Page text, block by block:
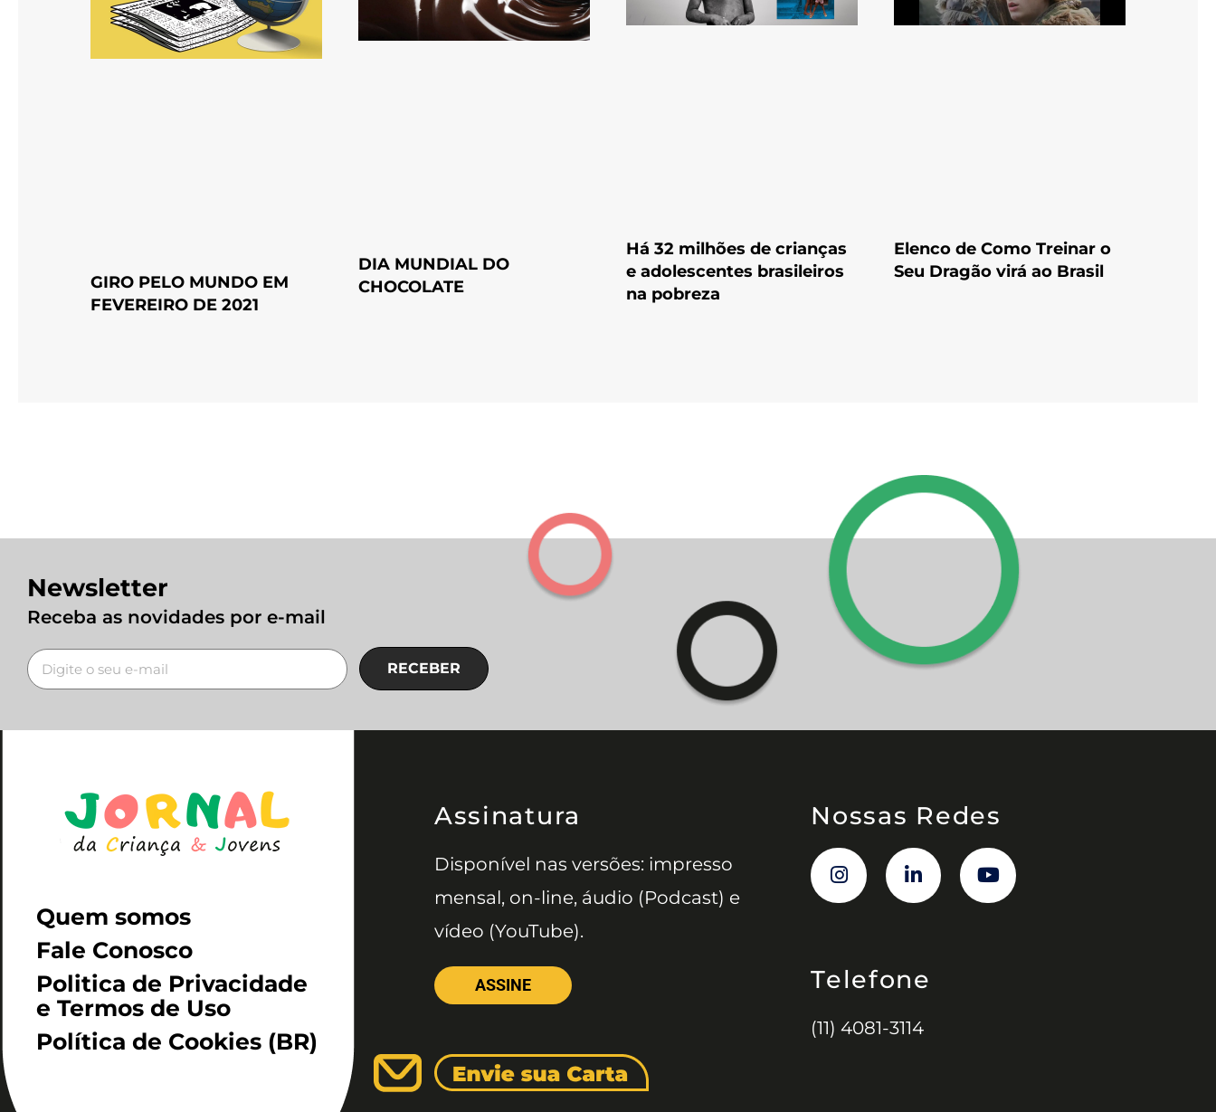
GIRO PELO MUNDO EM
FEVEREIRO DE 2021
DIA MUNDIAL DO
CHOCOLATE
Há 32 milhões de crianças
e adolescentes brasileiros
na pobreza
Elenco de Como Treinar o
Seu Dragão virá ao Brasil
Newsletter
Receba as novidades por e-mail
RECEBER
Quem somos
Fale Conosco
Politica de Privacidade
e Termos de Uso
Política de Cookies (BR)
Assinatura
Disponível nas versões: impresso
mensal, on-line, áudio (Podcast) e
vídeo (YouTube).
ASSINE
Nossas Redes
Telefone
(11) 4081-3114